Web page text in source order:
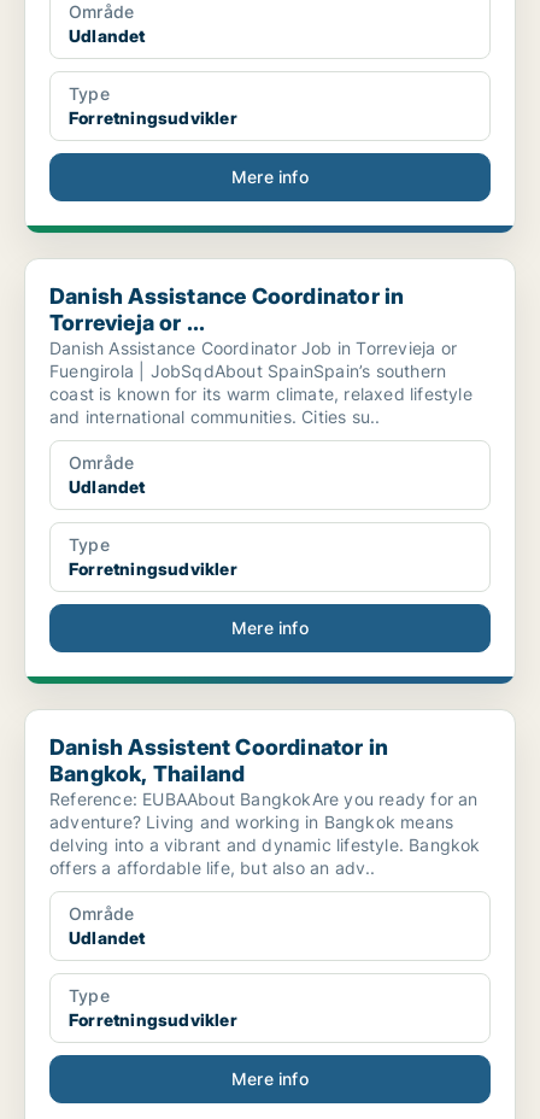
Område
Udlandet
Type
Forretningsudvikler
Mere info
Danish Assistance Coordinator in Torrevieja or ...
Danish Assistance Coordinator in
Torrevieja or ...
Danish Assistance Coordinator Job in Torrevieja or
Fuengirola | JobSqdAbout SpainSpain’s southern
coast is known for its warm climate, relaxed lifestyle
and international communities. Cities su..
Område
Udlandet
Type
Forretningsudvikler
Mere info
Danish Assistent Coordinator in Bangkok, Thailand
Danish Assistent Coordinator in
Bangkok, Thailand
Reference: EUBAAbout BangkokAre you ready for an
adventure? Living and working in Bangkok means
delving into a vibrant and dynamic lifestyle. Bangkok
offers a affordable life, but also an adv..
Område
Udlandet
Type
Forretningsudvikler
Mere info